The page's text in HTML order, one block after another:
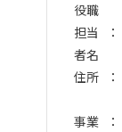
役職
担当
者名
住所
事業